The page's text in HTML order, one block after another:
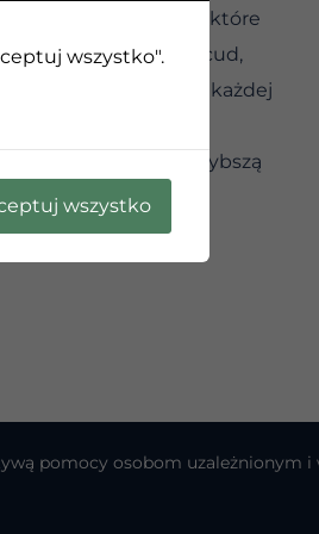
odcinki drogi, które
przynosi nam ten cud,
każdego z nas w każdej
że najszybszą
pomocy osobom uzależnionym i
wszystko".
wszystko